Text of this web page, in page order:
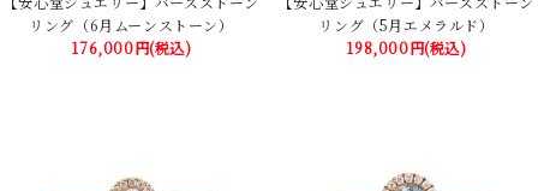
リング（6月ムーンストーン）
176,000円(税込)
リング（5月エメラルド）
198,000円(税込)